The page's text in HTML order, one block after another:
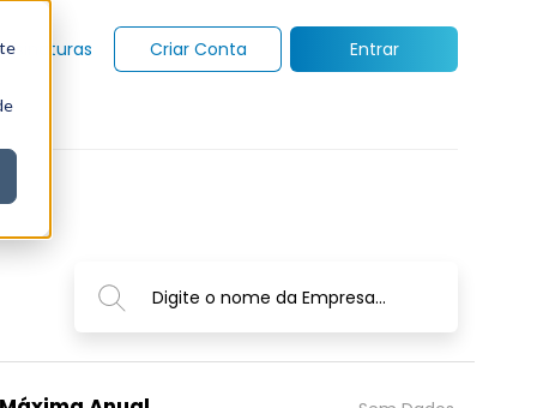
Criar Conta Entrar
Digite o nome da Empresa...